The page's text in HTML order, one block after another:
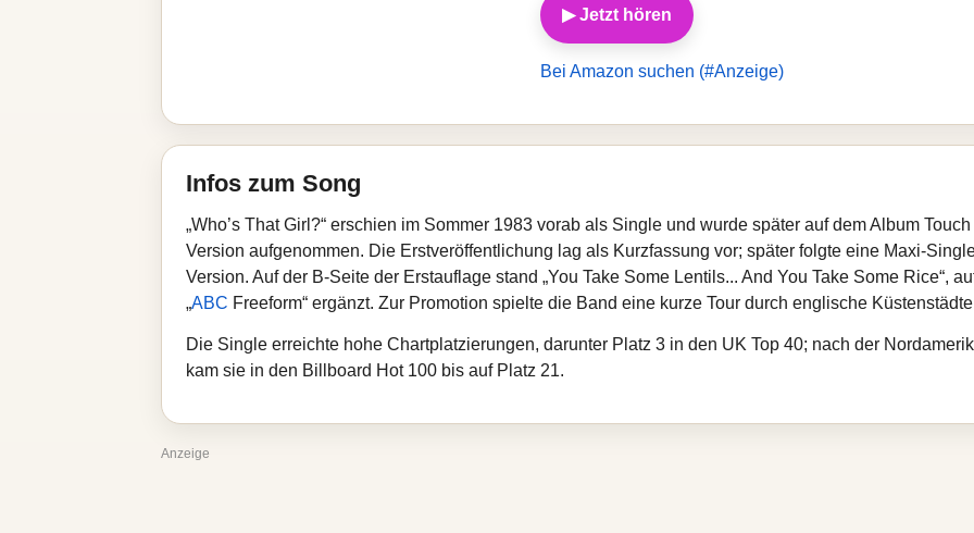
▶ Jetzt hören
Bei Amazon suchen (#Anzeige)
Infos zum Song
„Who’s That Girl?“ erschien im Sommer 1983 vorab als Single und wurde später auf dem Album
Version aufgenommen. Die Erstveröffentlichung lag als Kurzfassung vor; später folgte eine Maxi-
Version. Auf der B-Seite der Erstauflage stand „You Take Some Lentils... And You Take Some Rice“,
„ABC Freeform“ ergänzt. Zur Promotion spielte die Band eine kurze Tour durch englische
Die Single erreichte hohe Chartplatzierungen, darunter Platz 3 in den UK Top 40; nach der
kam sie in den Billboard Hot 100 bis auf Platz 21.
Anzeige